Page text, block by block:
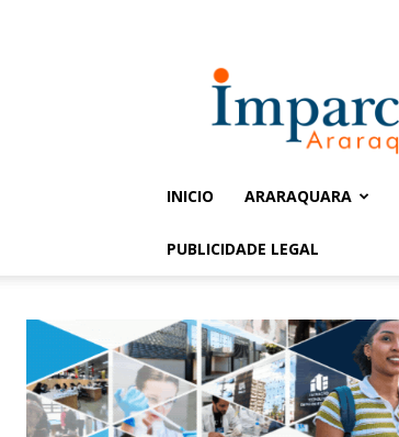
Imparcial
INICIO ARARAQUARA
PUBLICIDADE LEGAL